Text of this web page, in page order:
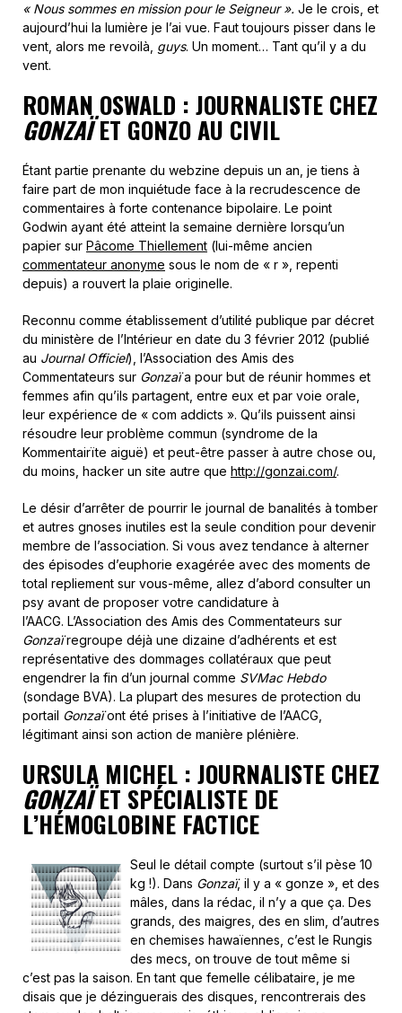
« Nous sommes en mission pour le Seigneur ». Je le crois, et
aujourd’hui la lumière je l’ai vue. Faut toujours pisser dans le
vent, alors me revoilà, guys. Un moment… Tant qu’il y a du
vent.
ROMAN OSWALD : JOURNALISTE CHEZ
GONZAÏET GONZO AU CIVIL
Étant partie prenante du webzine depuis un an, je tiens à
faire part de mon inquiétude face à la recrudescence de
commentaires à forte contenance bipolaire. Le point
Godwin ayant été atteint la semaine dernière lorsqu’un
papier sur Pâcome Thiellement (lui-même ancien
commentateur anonyme sous le nom de « r », repenti
depuis) a rouvert la plaie originelle.
Reconnu comme établissement d’utilité publique par décret
du ministère de l’Intérieur en date du 3 février 2012 (publié
au Journal Officiel), l’Association des Amis des
Commentateurs sur Gonzaïa pour but de réunir hommes et
femmes afin qu’ils partagent, entre eux et par voie orale,
leur expérience de « com addicts ». Qu’ils puissent ainsi
résoudre leur problème commun (syndrome de la
Kommentairïte aiguë) et peut-être passer à autre chose ou,
du moins, hacker un site autre que http://gonzai.com/.
Le désir d’arrêter de pourrir le journal de banalités à tomber
et autres gnoses inutiles est la seule condition pour devenir
membre de l’association. Si vous avez tendance à alterner
des épisodes d’euphorie exagérée avec des moments de
total repliement sur vous-même, allez d’abord consulter un
psy avant de proposer votre candidature à
l’AACG. L’Association des Amis des Commentateurs sur
Gonzaïregroupe déjà une dizaine d’adhérents et est
représentative des dommages collatéraux que peut
engendrer la fin d’un journal comme SVMac Hebdo
(sondage BVA). La plupart des mesures de protection du
portail Gonzaïont été prises à l’initiative de l’AACG,
légitimant ainsi son action de manière plénière.
URSULA MICHEL : JOURNALISTE CHEZ
GONZAÏET SPÉCIALISTE DE
L’HÉMOGLOBINE FACTICE
Seul le détail compte (surtout s’il pèse 10
kg !). Dans Gonzaï, il y a « gonze », et des
mâles, dans la rédac, il n’y a que ça. Des
grands, des maigres, des en slim, d’autres
en chemises hawaïennes, c’est le Rungis
des mecs, on trouve de tout même si
c’est pas la saison. En tant que femelle célibataire, je me
disais que je dézinguerais des disques, rencontrerais des